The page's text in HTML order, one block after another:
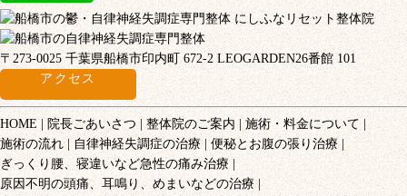
〒273-0025 千葉県船橋市印内町 672-2 LEOGARDEN26番館 101
アクセス
HOME 院長ごあいさつ 整体院のご案内
施術・料金について
施術の流れ
自律神経失調症の治療
便秘とお腹の張り治療
ぎっくり腰、寝違いなど急性の痛み治療
原因不明の頭痛、耳鳴り、めまいなどの治療